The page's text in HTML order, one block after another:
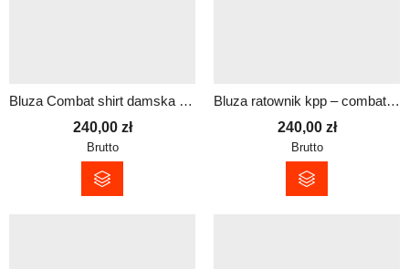
Bluza Combat shirt damska – redhv | Dowolny napis
240,00 zł
Brutto
Bluza ratownik kpp – combat shirt redhv | Antystatyczna i szybkoschnąca
240,00 zł
Brutto